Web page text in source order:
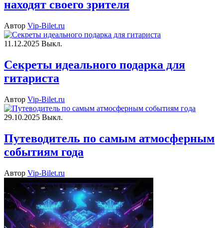
находят своего зрителя
Автор Vip-Bilet.ru
11.12.2025 Выкл.
Секреты идеального подарка для
гитариста
Автор Vip-Bilet.ru
29.10.2025 Выкл.
Путеводитель по самым атмосферным
событиям года
Автор Vip-Bilet.ru